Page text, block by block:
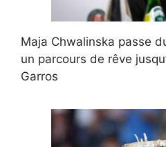
Maja Chwalinska passe
un parcours de rêve
Garros